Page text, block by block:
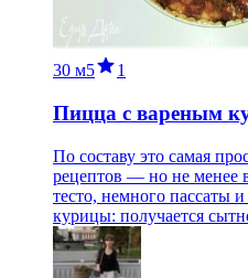
30 м5 1
Пицца с вареным
По составу это самая
рецептов — но не менее
тесто, немного пассаты
курицы: получается